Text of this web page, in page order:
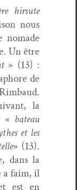
hir­sute
nous
nomade
Un être
» (13) :
de
la
« bateau
et les
» (13).
dans la
a faim, il
est en